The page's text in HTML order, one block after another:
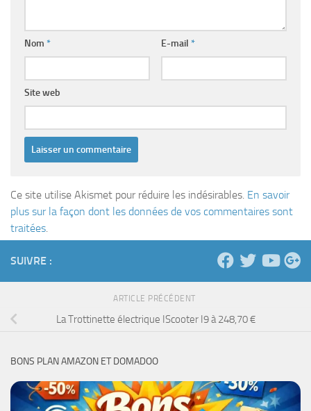
Nom * E-mail *
Site web
Ce site utilise Akismet pour réduire les indésirables. En savoir
plus sur la façon dont les données de vos commentaires sont
traitées.
SUIVRE :
ARTICLE PRÉCÉDENT
La Trottinette électrique IScooter I9 à 248,70 €
BONS PLAN AMAZON ET DOMADOO